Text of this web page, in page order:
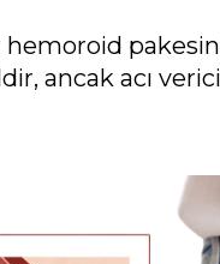
ancak acı